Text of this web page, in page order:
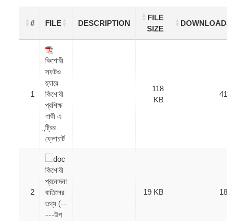
# FILE DESCRIPTION
FILE
SIZE
1
কিশোরী
সফটও
য়্যারে
কিশোরী
প্রশিক্ষ
ণার্থী এ
ন্ট্রির
ফ্লোচার্ট
118
KB
2
কিশোরী
প্রনোদনা
বাতিলের
তথ্য (--
---উপ
19 KB